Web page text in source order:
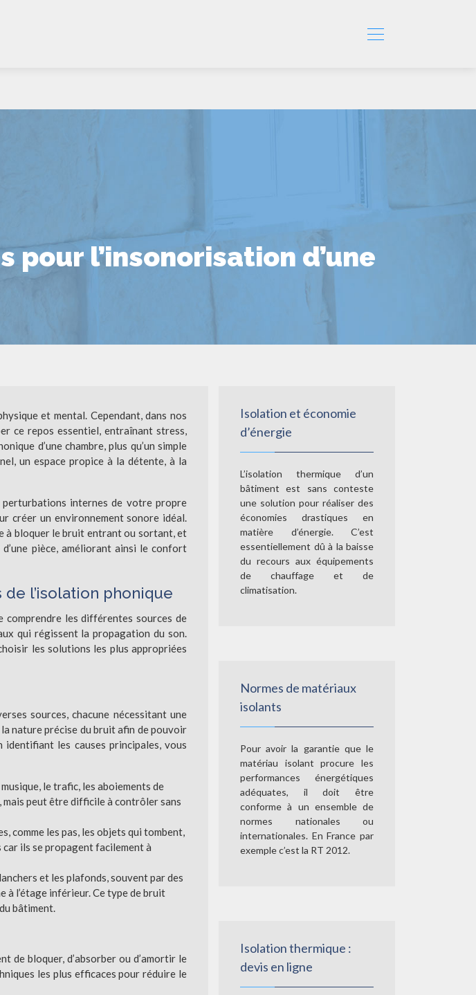
l’insonorisation d’une
et mental. Cependant, dans nos
ce repos essentiel, entraînant stress,
d’une chambre, plus qu’un simple
un espace propice à la détente, à la
internes de votre propre
créer un environnement sonore idéal.
à bloquer le bruit entrant ou sortant, et
pièce, améliorant ainsi le confort
l’isolation phonique
comprendre les différentes sources de
qui régissent la propagation du son.
les solutions les plus appropriées
sources, chacune nécessitant une
nature précise du bruit afin de pouvoir
les causes principales, vous
le trafic, les aboiements de
peut être difficile à contrôler sans
comme les pas, les objets qui tombent,
ils se propagent facilement à
et les plafonds, souvent par des
à l’étage inférieur. Ce type de bruit
bâtiment.
de bloquer, d’absorber ou d’amortir le
les plus efficaces pour réduire le
Isolation et économie
d’énergie
L’isolation thermique d’un
bâtiment est sans conteste
une solution pour réaliser des
économies drastiques en
matière d’énergie. C’est
essentiellement dû à la baisse
du recours aux équipements
de chauffage et de
climatisation.
Normes de matériaux
isolants
Pour avoir la garantie que le
matériau isolant procure les
performances énergétiques
adéquates, il doit être
conforme à un ensemble de
normes nationales ou
internationales. En France par
exemple c’est la RT 2012.
Isolation thermique :
devis en ligne